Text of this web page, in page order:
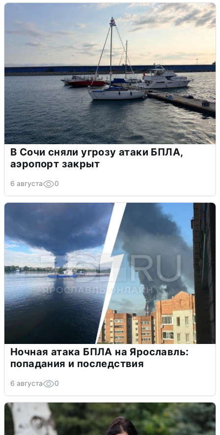
В Сочи сняли угрозу атаки БПЛА,
аэропорт закрыт
6 августа 0
Ночная атака БПЛА на Ярославль:
попадания и последствия
6 августа 0